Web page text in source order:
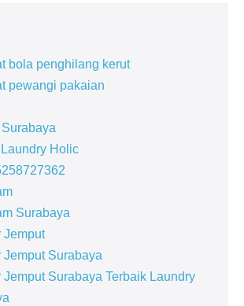
bola penghilang kerut
pewangi pakaian
Holic
Surabaya
Jemput
Jemput Surabaya
Jemput Surabaya Terbaik Laundry